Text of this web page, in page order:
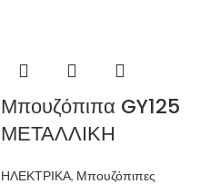
Μπουζόπιπα GY125
ΜΕΤΑΛΛΙΚΗ
ΗΛΕΚΤΡΙΚΑ, Μπουζόπιπες